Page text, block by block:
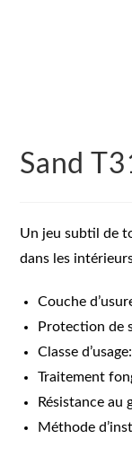
Sand
Un jeu subtil de
dans les
Couche
Protection de
Classe
Traitement
Résistance au
Méthode